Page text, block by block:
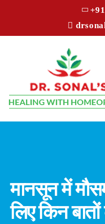
मानसून में
लिए किन